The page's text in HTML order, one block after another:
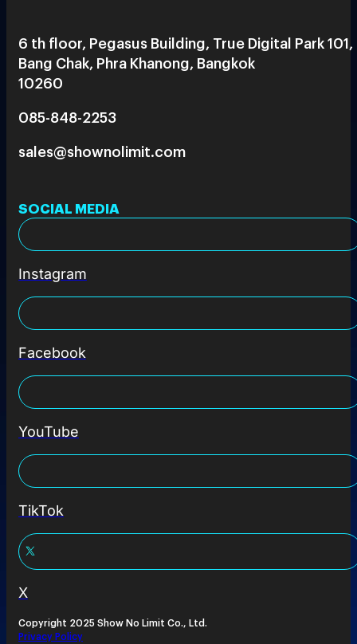
6 th floor, Pegasus Building, True Digital Park 101,
Bang Chak, Phra Khanong, Bangkok
10260
085-848-2253
sales@shownolimit.com
SOCIAL MEDIA
Instagram
Facebook
YouTube
TikTok
X
Copyright 2025 Show No Limit Co., Ltd.
Privacy Policy